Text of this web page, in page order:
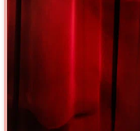
Кураж-Бамбей
жестокость
Призраки